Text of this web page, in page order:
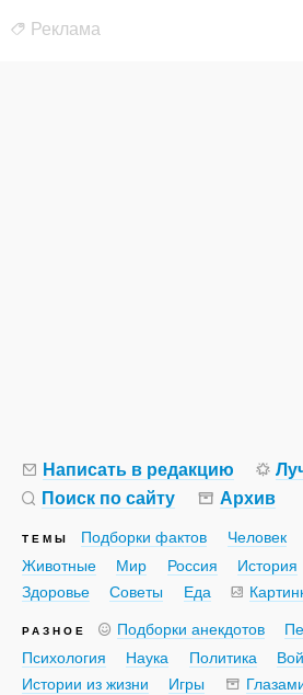
Реклама
Написать в редакцию
Поиск по сайту
Архив
ТЕМЫ Подборки фактов Человек
Животные
Мир Россия История
Здоровье
Советы Еда
РАЗНОЕ Подборки анекдотов
Психология
Наука Политика
Истории из жизни
Игры